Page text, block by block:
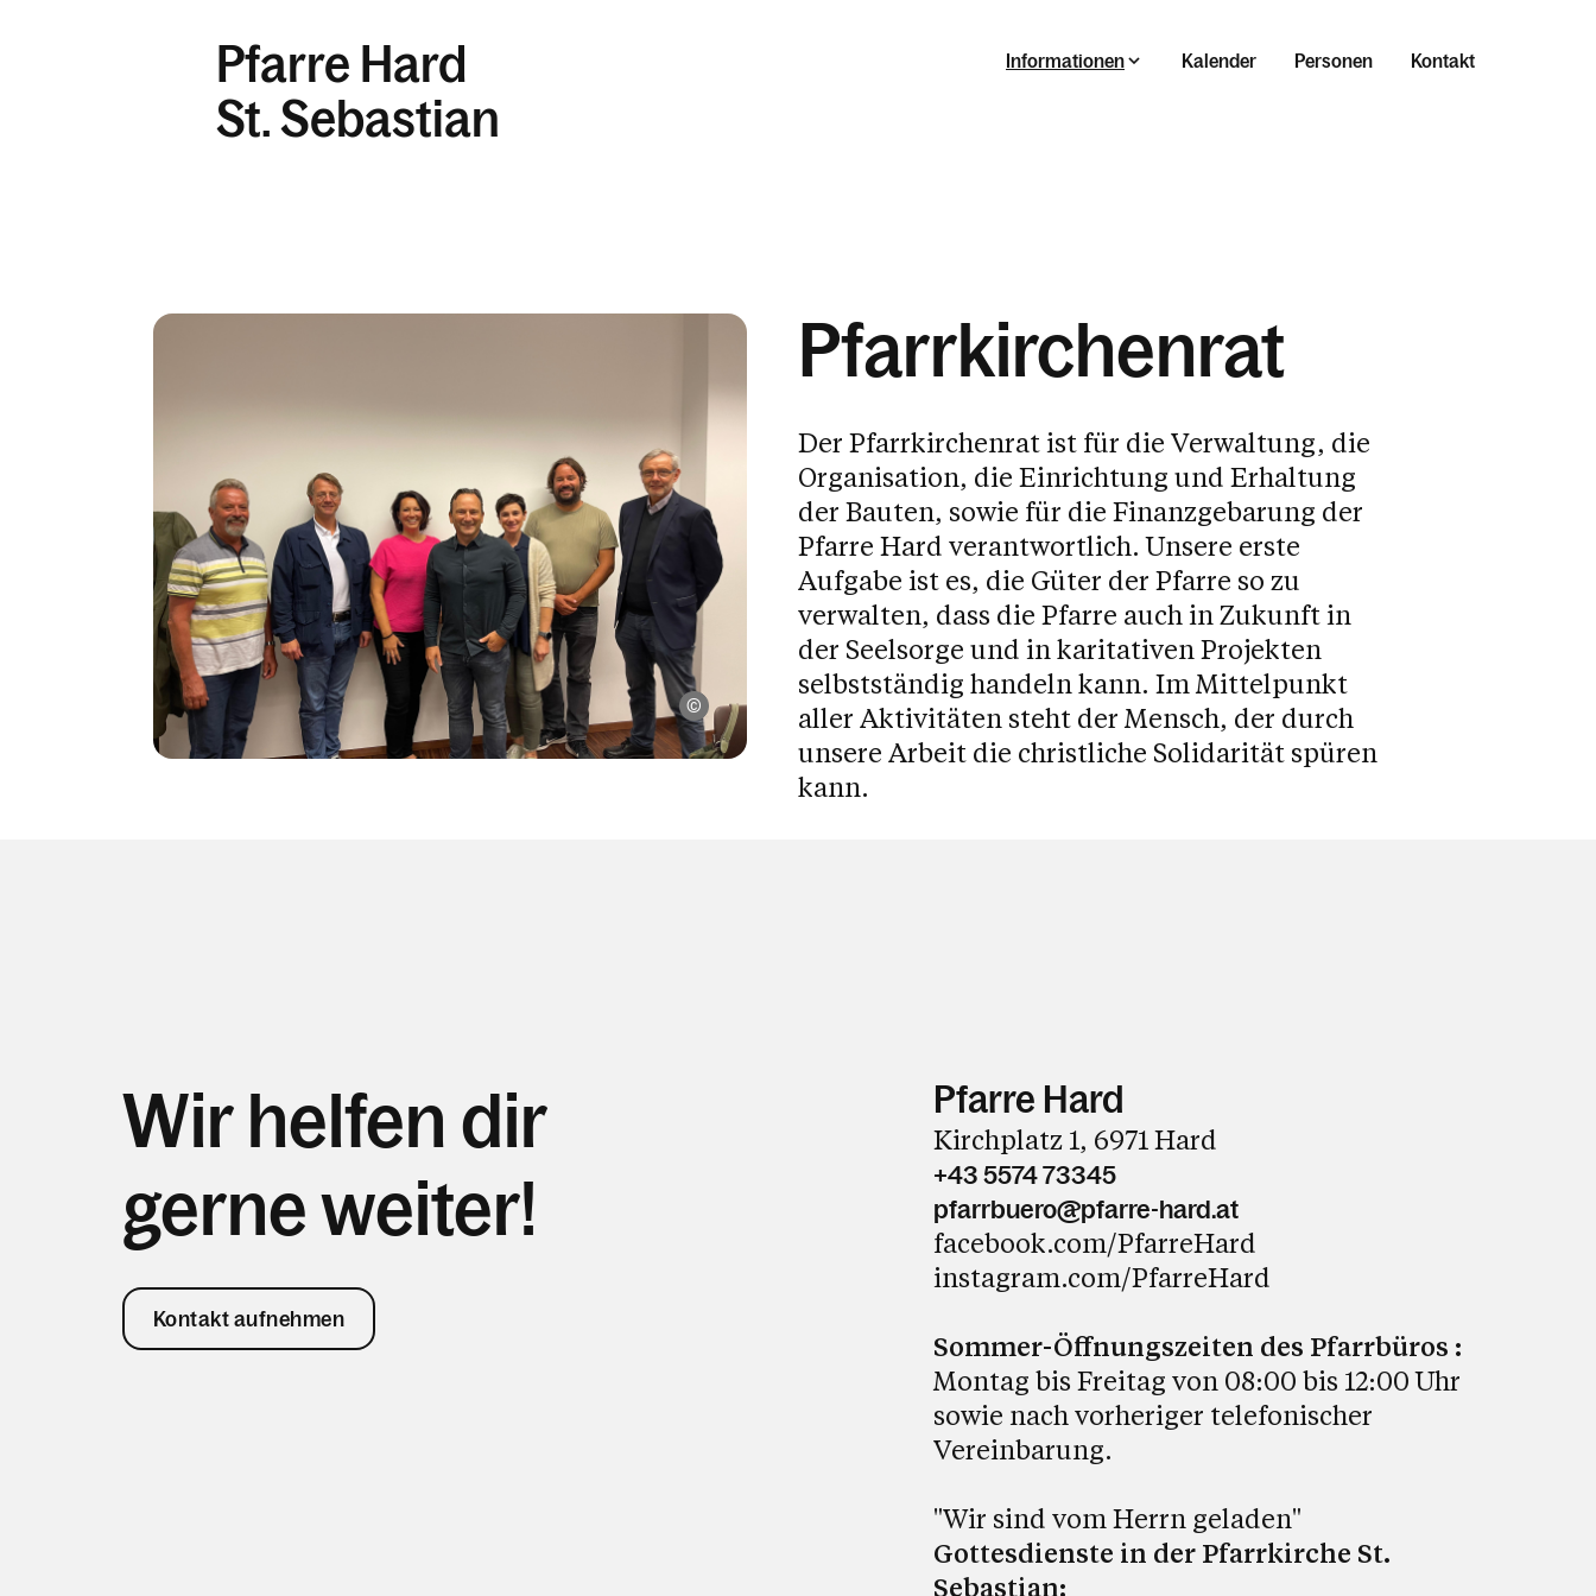
Pfarre Hard
St. Sebastian
Informationen Kalender Personen Kontakt
Pfarre Hard
Pfarrkirchenrat
Der Pfarrkirchenrat ist für die Verwaltung, die
Organisation, die Einrichtung und Erhaltung
der Bauten, sowie für die Finanzgebarung der
Pfarre Hard verantwortlich. Unsere erste
Aufgabe ist es, die Güter der Pfarre so zu
verwalten, dass die Pfarre auch in Zukunft in
der Seelsorge und in karitativen Projekten
selbstständig handeln kann. Im Mittelpunkt
aller Aktivitäten steht der Mensch, der durch
unsere Arbeit die christliche Solidarität spüren
kann.
Wir helfen dir
gerne weiter!
Kontakt aufnehmen
Pfarre Hard
Kirchplatz 1, 6971 Hard
+43 5574 73345
pfarrbuero@pfarre-hard.at
facebook.com/PfarreHard
instagram.com/PfarreHard
Sommer-Öffnungszeiten des Pfarrbüros :
Montag bis Freitag von 08:00 bis 12:00 Uhr
sowie nach vorheriger telefonischer
Vereinbarung.
"Wir sind vom Herrn geladen"
Gottesdienste in der Pfarrkirche St.
Sebastian: